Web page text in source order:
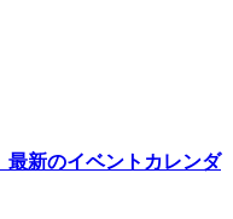
最新のイベントカレンダ